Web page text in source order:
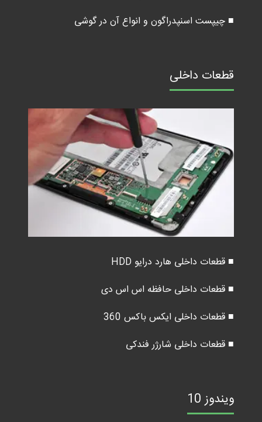
■ چیپست اسنپدراگون و انواع آن در گوشی
قطعات داخلی
■ قطعات داخلی هارد درایو HDD
■ قطعات داخلی حافظه اس اس دی
■ قطعات داخلی ایکس باکس 360
■ قطعات داخلی شارژر فندکی
ویندوز 10